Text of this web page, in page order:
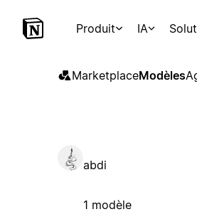
Produit IA
MarketplaceModèles
abdi
1 modèle